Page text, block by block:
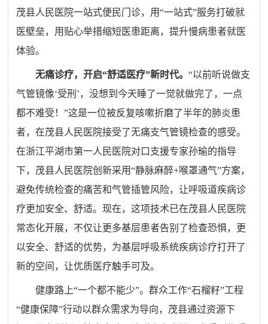
茂县人民医院一站式便民门诊，用“一站式”服务打破就
医壁垒，用贴心举措缩短医患距离，提升慢病患者就医
体验。
无痛诊疗，开启“舒适医疗”新时代。“以前听说做支
气管镜像‘受刑 ’，没想到今天睡了一觉就做完了，一点
都不难受！”这是一位被反复咳嗽折磨了半年的肺炎患
者，在茂县人民医院接受了无痛支气管镜检查的感受。
在浙江平湖市第一人民医院对口支援专家孙瑜的指导
下，茂县人民医院创新采用“静脉麻醉+喉罩通气”方案，
避免传统检查的痛苦和气管插管风险，让呼吸道疾病诊
疗更加安全、舒适。现在，这项技术已在茂县人民医院
常态化开展，不仅让更多基层患者告别了检查恐惧，更
以安全、舒适的优势，为基层呼吸系统疾病诊疗打开了
新的空间，让优质医疗触手可及。
健康路上“一个都不能少”。群众工作“石榴籽”工程
“健康保障”行动以群众需求为导向，茂县通过资源下